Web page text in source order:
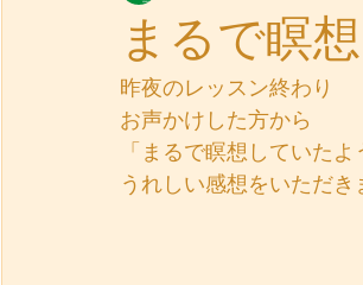
まるで瞑想
昨夜のレッスン終わり
お声かけした方から
「まるで瞑想していたよ
うれしい感想をいただき